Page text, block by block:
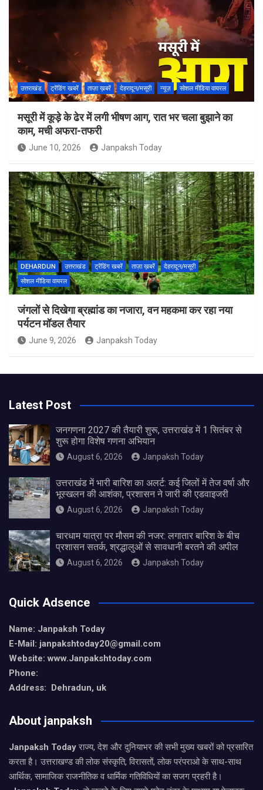
उत्तराखंड ट्रेंडिंग खबरें ताज़ा ख़बरें देहरादून/मसूरी न्यूज़ सोशल मीडिया वायरल
मसूरी में कूड़े के ढेर में लगी भीषण आग, रात भर चला बुझाने का
काम, मची अफरा-तफरी
June 10, 2026 Janpaksh Today
DEHARDUN उत्तराखंड ट्रेंडिंग खबरें ताज़ा ख़बरें
देहरादून/मसूरी
सोशल मीडिया वायरल
जंगलों से दिखेगा ब्रह्मांड का नजारा, वन महकमा कर रहा नया
पर्यटन मॉडल तैयार
June 9, 2026 Janpaksh Today
Latest Post
जनगणना 2027 की तैयारी शुरू, उत्तराखंड में 1 सितंबर से
शुरू होगा विशेष गणना अभियान
August 6, 2026 Janpaksh Today
उत्तराखंड में भारी बारिश का अलर्ट: कई जिलों में तेज वर्षा और
भूस्खलन की आशंका, प्रशासन ने जारी की एडवाइजरी
August 6, 2026 Janpaksh Today
चारधाम यात्रा पर मौसम की नजर: लगातार बारिश के बीच
प्रशासन सतर्क, श्रद्धालुओं से सावधानी बरतने की अपील
August 6, 2026 Janpaksh Today
Quick Adsence
Name: Janpaksh Today
E-Mail: janpakshtoday20@gmail.com
Website: www.Janpakshtoday.com
Phone:
Address: Dehradun, uk
About janpaksh
Janpaksh Todayराज्य, देश और दुनियाभर की सभी मुख्य खबरों को प्रसारित
करता है। उत्तराखण्ड की लोक संस्कृति, विरासतों, लोक परंपराओ के साथ-साथ
आर्थिक, सामाजिक राजनीतिक व धार्मिक गतिविधियों का सजग प्रहरी है।